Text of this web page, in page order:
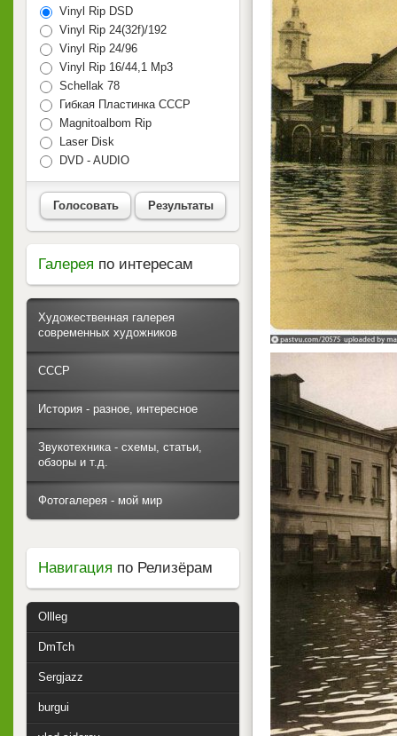
Vinyl Rip DSD
Vinyl Rip 24(32f)/192
Vinyl Rip 24/96
Vinyl Rip 16/44,1 Mp3
Schellak 78
Гибкая Пластинка СССР
Magnitoalbom Rip
Laser Disk
DVD - AUDIO
Голосовать Результаты
Галерея по интересам
Художественная галерея
современных художников
СССР
История - разное, интересное
Звукотехника - схемы, статьи,
обзоры и т.д.
Фотогалерея - мой мир
Навигация по Релизёрам
Ollleg
DmTch
Sergjazz
burgui